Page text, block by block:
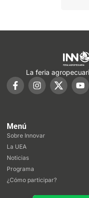
La feria
Menú
Sobre Innovar
La UEA
Noticias
Programa
¿Cómo participar?